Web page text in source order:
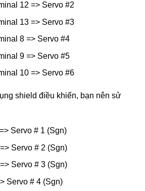
12 => Servo #2
13 => Servo #3
8 => Servo #4
9 => Servo #5
10 => Servo #6
shield điều khiển, bạn nên sử
Servo # 1 (Sgn)
Servo # 2 (Sgn)
Servo # 3 (Sgn)
Servo # 4 (Sgn)